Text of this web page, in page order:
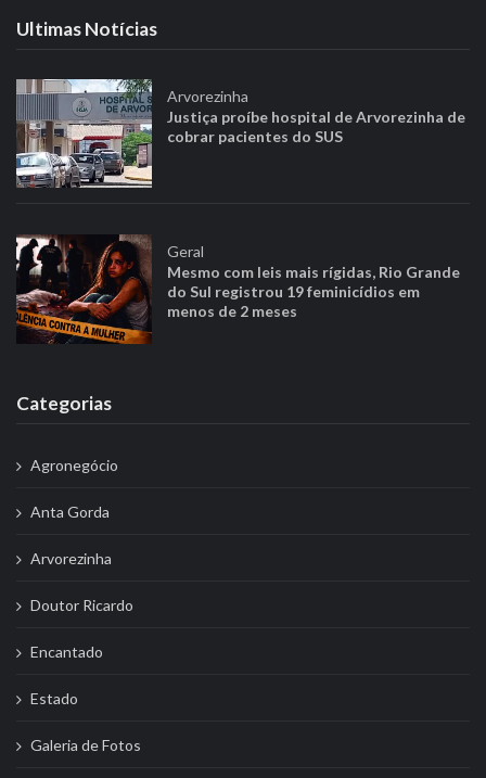
Ultimas Notícias
Arvorezinha
Justiça proíbe hospital de Arvorezinha de
cobrar pacientes do SUS
Geral
Mesmo com leis mais rígidas, Rio Grande
do Sul registrou 19 feminicídios em
menos de 2 meses
Categorias
Agronegócio
Anta Gorda
Arvorezinha
Doutor Ricardo
Encantado
Estado
Galeria de Fotos